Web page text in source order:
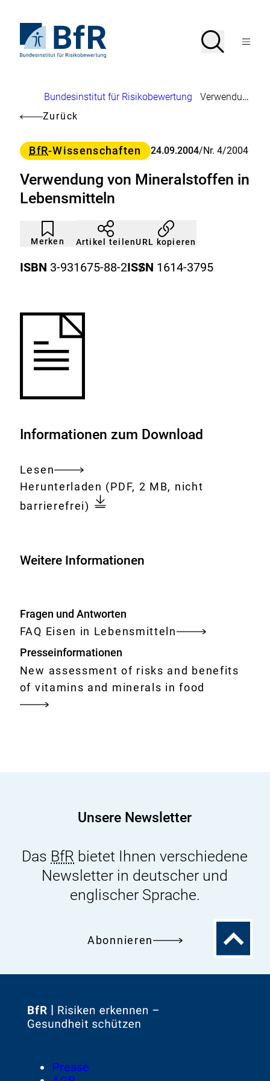
Seiteninhalt
springenStartseite
von
Suche
SucheMenü
Brotkrumennavigation
Bundesinstitut für Risikobewertung
Verwendung von Mineralstoffen in Lebensmitteln
Zurück
Kategorie
BfR-Wissenschaften 24.09.2004/Nr. 4/2004
Verwendung von Mineralstoffen in
Lebensmitteln
Merken
Artikel
nicht
gemerkt
Durch
Klicken
der
hinzufügen.
Artikel teilenURL kopieren
ISBN 3-931675-88-2 /
ISSN 1614-3795
Informationen zum Download
Lesen
Gesamtes
Dokument
Download:
Herunterladen Verwendung
von
Lebensmitteln
(PDF, 2 MB, nicht
barrierefrei)
Weitere Informationen
Fragen und Antworten
FAQ Eisen in Lebensmitteln
Presseinformationen
New assessment of risks and benefits
of vitamins and minerals in food
Unsere Newsletter
Das BfR bietet Ihnen verschiedene
Newsletter in deutscher und
englischer Sprache.
Abonnieren
Zum
Zur
Footer
Meta-
Presse